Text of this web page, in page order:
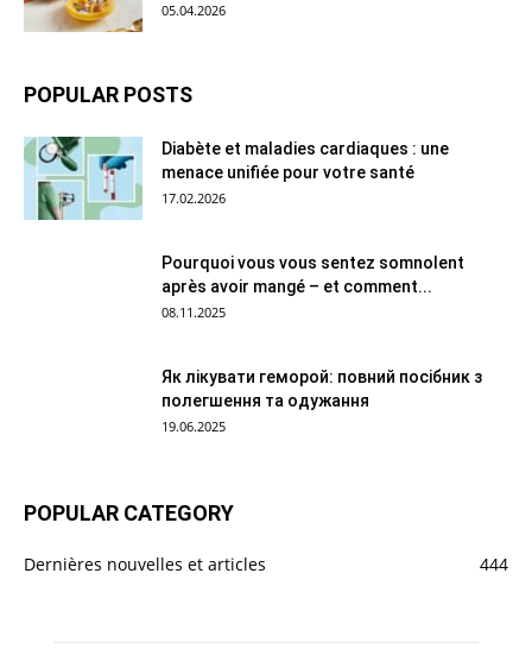
05.04.2026
POPULAR POSTS
Diabète et maladies cardiaques : une
menace unifiée pour votre santé
17.02.2026
Pourquoi vous vous sentez somnolent
après avoir mangé – et comment...
08.11.2025
Як лікувати геморой: повний посібник з
полегшення та одужання
19.06.2025
POPULAR CATEGORY
Dernières nouvelles et articles 444